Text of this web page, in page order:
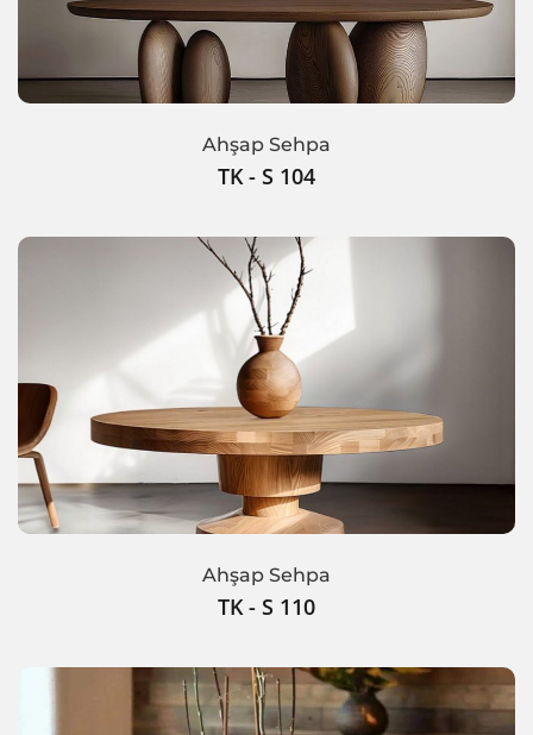
Ahşap Sehpa
TK - S 104
Ahşap Sehpa
TK - S 110